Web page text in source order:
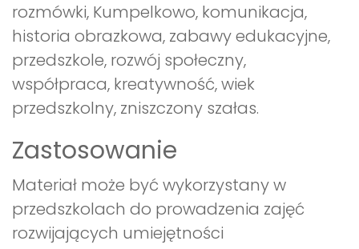
rozmówki, Kumpelkowo, komunikacja,
historia obrazkowa, zabawy edukacyjne,
przedszkole, rozwój społeczny,
współpraca, kreatywność, wiek
przedszkolny, zniszczony szałas.
Zastosowanie
Materiał może być wykorzystany w
przedszkolach do prowadzenia zajęć
rozwijających umiejętności